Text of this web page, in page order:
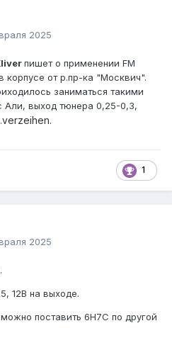
2025
пишет о применении FM
корпусе от р.пр-ка "Москвич".
заниматься такими
Али, выход тюнера 0,25-0,3,
verzeihen.
1
2025
12В на выходе.
поставить 6Н7С по другой